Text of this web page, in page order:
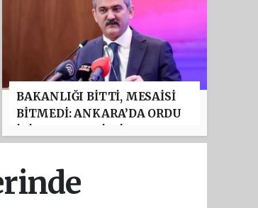
BAKANLIĞI BİTTİ, MESAİSİ
BİTMEDİ: ANKARA’DA ORDU